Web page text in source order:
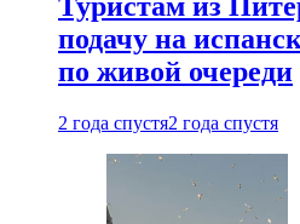
подачу на
по живой очереди
2 года спустя2 года спустя